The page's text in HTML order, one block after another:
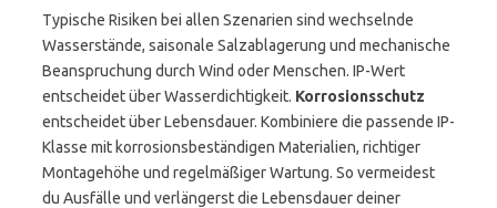
Typische Risiken bei allen Szenarien sind wechselnde
Wasserstände, saisonale Salzablagerung und mechanische
Beanspruchung durch Wind oder Menschen. IP-Wert
entscheidet über Wasserdichtigkeit. Korrosionsschutz
entscheidet über Lebensdauer. Kombiniere die passende IP-
Klasse mit korrosionsbeständigen Materialien, richtiger
Montagehöhe und regelmäßiger Wartung. So vermeidest
du Ausfälle und verlängerst die Lebensdauer deiner